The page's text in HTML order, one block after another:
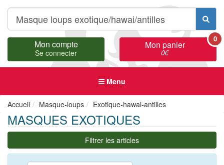
Mon compte
Se connecter
Mon panier
0€
0
Menu
Accueil Masque-loups Exotique-hawai-antilles
MASQUES EXOTIQUES
Filtrer les articles